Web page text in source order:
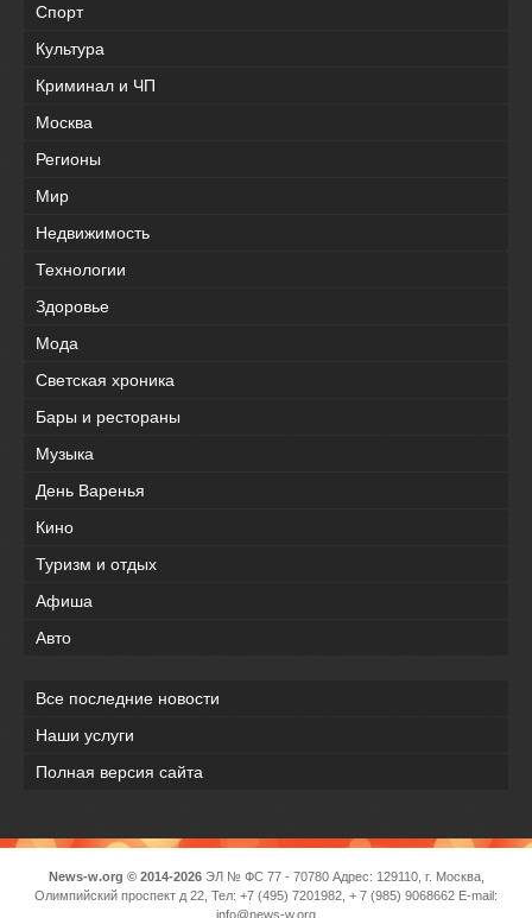
Спорт
Культура
Криминал и ЧП
Москва
Регионы
Мир
Недвижимость
Технологии
Здоровье
Мода
Светская хроника
Бары и рестораны
Музыка
День Варенья
Кино
Туризм и отдых
Афиша
Авто
Все последние новости
Наши услуги
Полная версия сайта
News-w.org © 2014-2026ЭЛ № ФС 77 - 70780 Адрес: 129110, г. Москва,
Олимпийский проспект д 22, Тел: +7 (495) 7201982, + 7 (985) 9068662 E-mail:
info@news-w.org